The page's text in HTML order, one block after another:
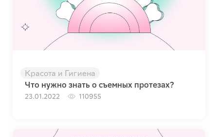
Красота и Гигиена
Что нужно знать о съемных протезах?
23.01.2022 110955